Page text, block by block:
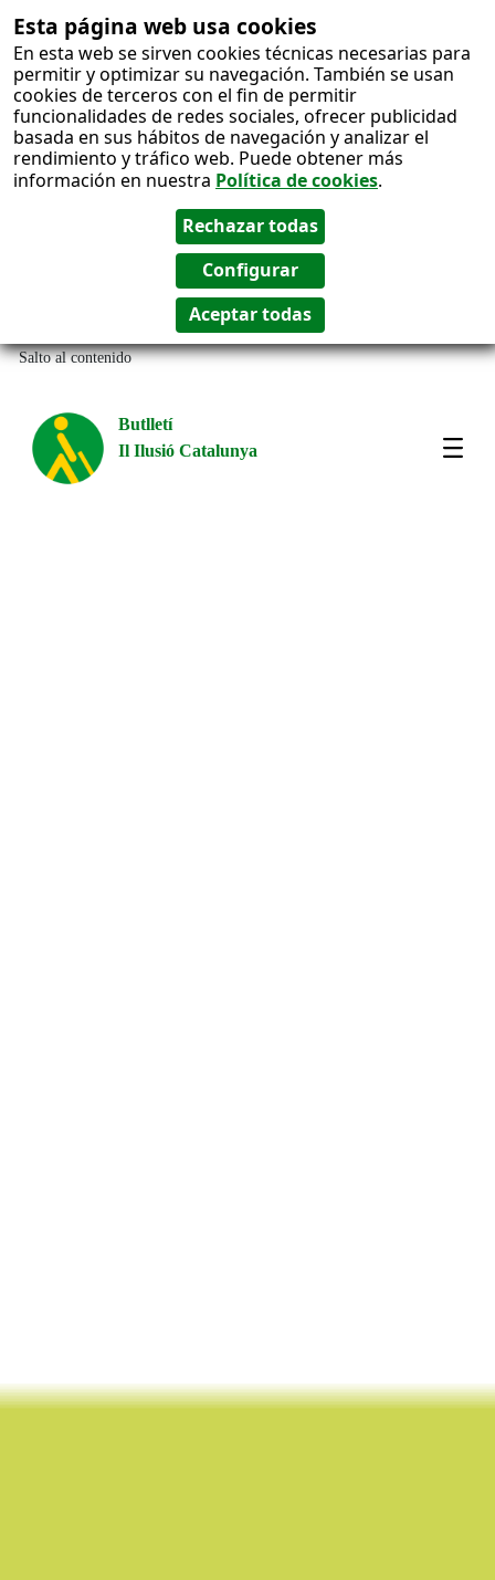
Esta página web usa cookies
En esta web se sirven cookies técnicas necesarias para
permitir y optimizar su navegación. También se usan
cookies de terceros con el fin de permitir
funcionalidades de redes sociales, ofrecer publicidad
basada en sus hábitos de navegación y analizar el
rendimiento y tráfico web. Puede obtener más
información en nuestra Política de cookies.
Salto al contenido
Butlletí
Il Ilusió Catalunya